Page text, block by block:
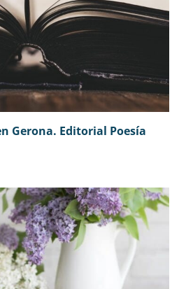
Gerona. Editorial Poesía